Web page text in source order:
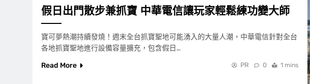
假日出門散步兼抓寶 中華電信讓玩家輕鬆練功變大師
寶可夢熱潮持續發燒！週末全台抓寶聖地可能湧入的大量人潮，中華電信針對全台
各地抓寶聖地進行設備容量擴充，包含假日…
Read More
PR 0 1 mins